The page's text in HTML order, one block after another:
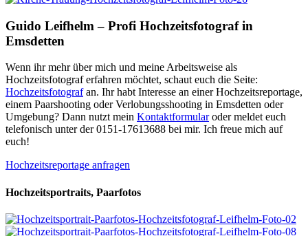
Guido Leifhelm – Profi Hochzeitsfotograf in
Emsdetten
Wenn ihr mehr über mich und meine Arbeitsweise als
Hochzeitsfotograf erfahren möchtet, schaut euch die Seite:
Hochzeitsfotografan. Ihr habt Interesse an einer Hochzeitsreportage,
einem Paarshooting oder Verlobungsshooting in Emsdetten oder
Umgebung? Dann nutzt mein Kontaktformularoder meldet euch
telefonisch unter der 0151-17613688 bei mir. Ich freue mich auf
euch!
Hochzeitsreportage anfragen
Hochzeitsportraits, Paarfotos